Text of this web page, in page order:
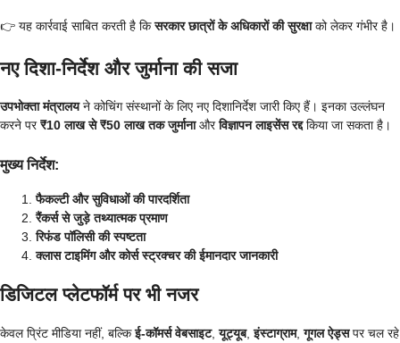
👉 यह कार्रवाई साबित करती है किसरकार छात्रों के अधिकारों की सुरक्षाको लेकर गंभीर है।
नए दिशा-निर्देश और जुर्माना की सजा
उपभोक्ता मंत्रालयने कोचिंग संस्थानों के लिए नए दिशानिर्देश जारी किए हैं। इनका उल्लंघन
करने पर₹10 लाख से ₹50 लाख तक जुर्मानाऔरविज्ञापन लाइसेंस रद्दकिया जा सकता है।
मुख्य निर्देश:
फैकल्टी और सुविधाओं की पारदर्शिता
रैंकर्स से जुड़े तथ्यात्मक प्रमाण
रिफंड पॉलिसी की स्पष्टता
क्लास टाइमिंग और कोर्स स्ट्रक्चर की ईमानदार जानकारी
डिजिटल प्लेटफॉर्म पर भी नजर
केवल प्रिंट मीडिया नहीं, बल्किई-कॉमर्स वेबसाइट,यूट्यूब,इंस्टाग्राम,गूगल ऐड्सपर चल रहे